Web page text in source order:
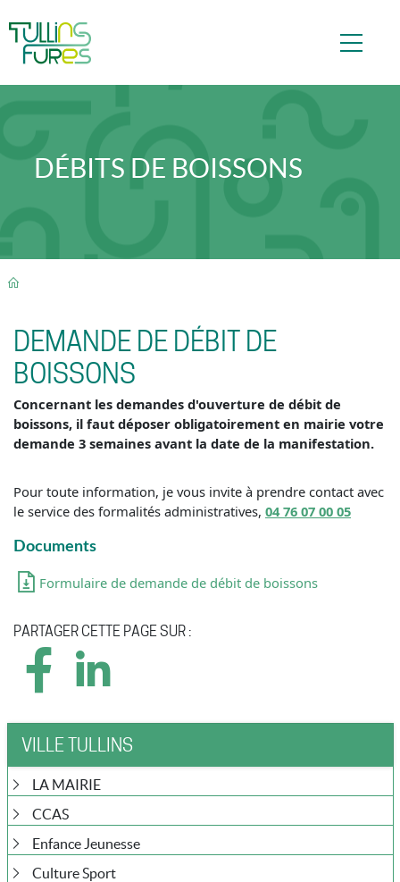
DÉBITS DE BOISSONS
FIL D'ARIANE
VILLE TULLINS
LA MAIRIE
CCAS
Enfance Jeunesse
Culture Sport
DEMANDE DE DÉBIT DE
BOISSONS
Concernant les demandes d'ouverture de débit de
boissons, il faut déposer obligatoirement en mairie votre
demande 3 semaines avant la date de la manifestation.
Pour toute information, je vous invite à prendre contact avec
le service des formalités administratives, 04 76 07 00 05
Documents
Formulaire de demande de débit de boissons
PARTAGER CETTE PAGE SUR :